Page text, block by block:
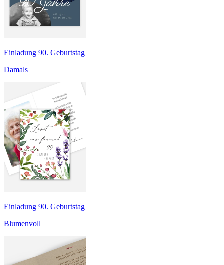
Einladung 90. Geburtstag
Damals
Einladung 90. Geburtstag
Blumenvoll